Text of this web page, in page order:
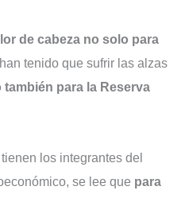
de cabeza no solo para
tenido que sufrir las alzas
también para la Reserva
los integrantes del
se lee que para